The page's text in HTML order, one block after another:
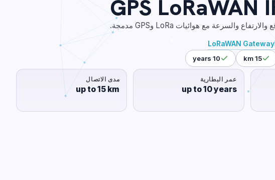
LoRaWAN Gateway
15 km
10 years
عمر البطارية
up to 10 years
مدى الاتصال
up to 15 km